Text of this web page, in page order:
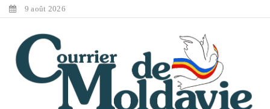
9 août 2026